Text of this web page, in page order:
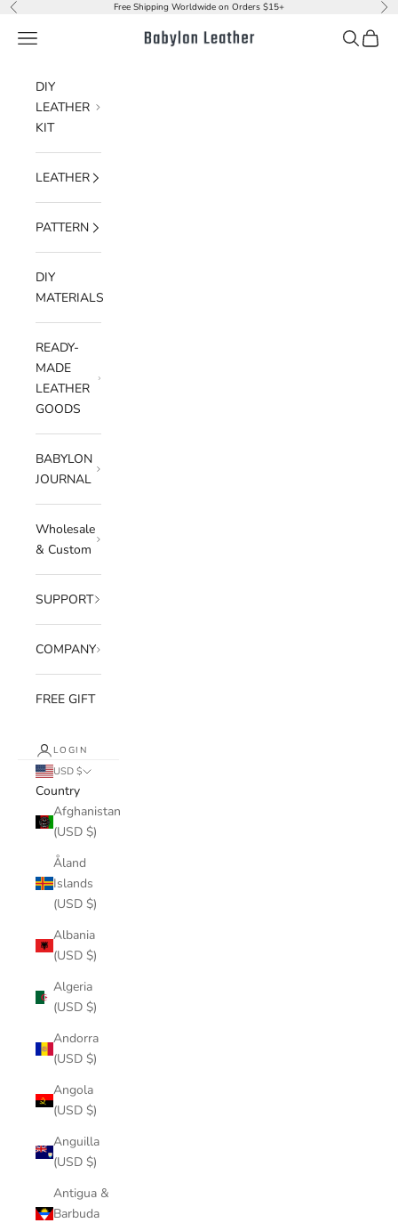
Skip to content
Previous Free Shipping Worldwide on Orders $15+
Babylon Leather
Navigation menu Search
Cart
DIY
LEATHER
KIT
LEATHER
PATTERN
DIY
MATERIALS
READY-
MADE
LEATHER
GOODS
BABYLON
JOURNAL
Wholesale
& Custom
SUPPORT
COMPANY
FREE GIFT
LOGIN
USD $
Country
Afghanistan
(USD $)
Åland
Islands
(USD $)
Albania
(USD $)
Algeria
(USD $)
Andorra
(USD $)
Angola
(USD $)
Anguilla
(USD $)
Antigua &
Barbuda